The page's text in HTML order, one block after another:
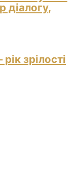
діалогу,
зрілості